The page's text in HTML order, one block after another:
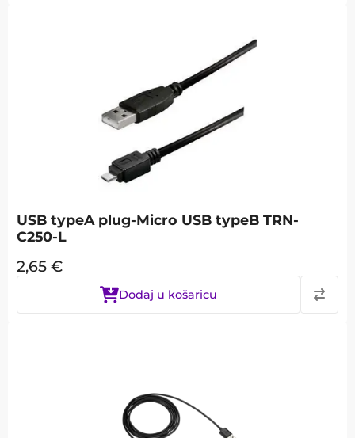
USB typeA plug-Micro USB typeB TRN-
C250-L
2,65 €
Dodaj u košaricu